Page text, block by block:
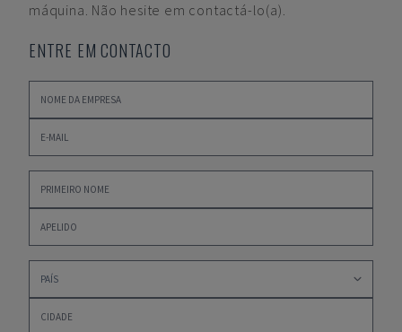
máquina. Não hesite em contactá-lo(a).
ENTRE EM CONTACTO